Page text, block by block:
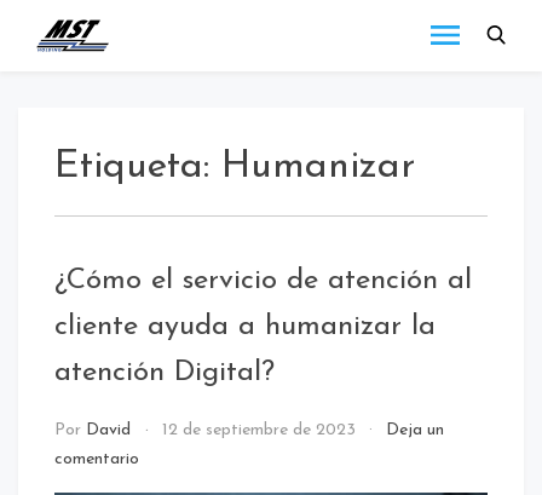
Etiqueta: Humanizar
¿Cómo el servicio de atención al
cliente ayuda a humanizar la
atención Digital?
Por David 12 de septiembre de 2023
NOTICIAS
Deja un
comentario